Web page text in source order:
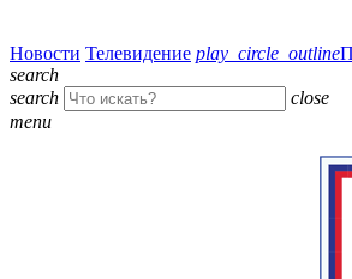
Новости Телевидение play_circle_outline
search
search
close
menu